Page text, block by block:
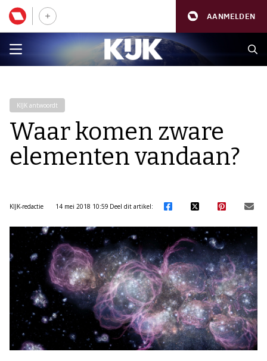
AANMELDEN
KIJK antwoordt
Waar komen zware
elementen vandaan?
KIJK-redactie 14 mei 2018 10:59 Deel dit artikel: